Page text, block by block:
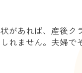
があれば、産後ク
れません。夫婦で